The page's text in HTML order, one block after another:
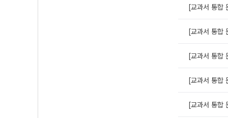
[교과서 통합
[교과서 통
[교과서 통합
[교과서 통
[교과서 통합